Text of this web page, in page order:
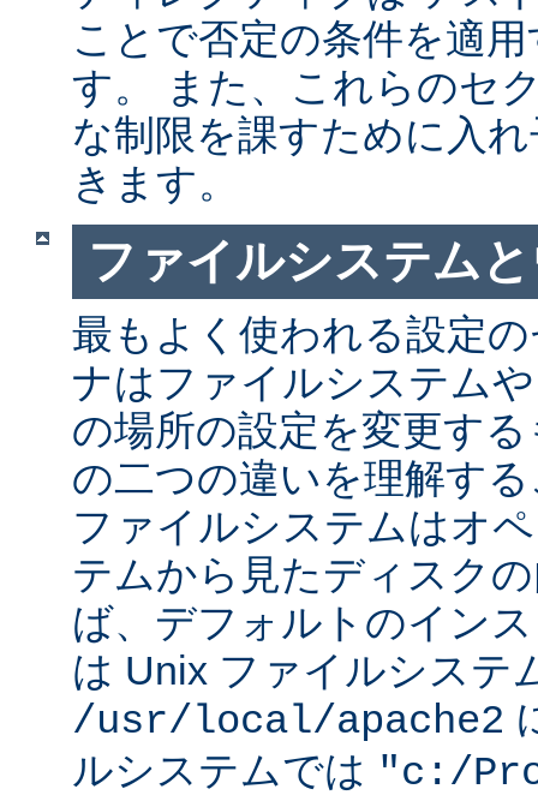
ことで否定の条件を適
す。 また、これらのセ
な制限を課すために入
きます。
ファイルシステム
最もよく使われる設定
ナはファイルシステム
の場所の設定を変更す
の二つの違いを理解す
ファイルシステムはオ
テムから見たディスク
ば、デフォルトのイン
は Unix ファイルシステ
/usr/local/apache2
ルシステムでは "c:/